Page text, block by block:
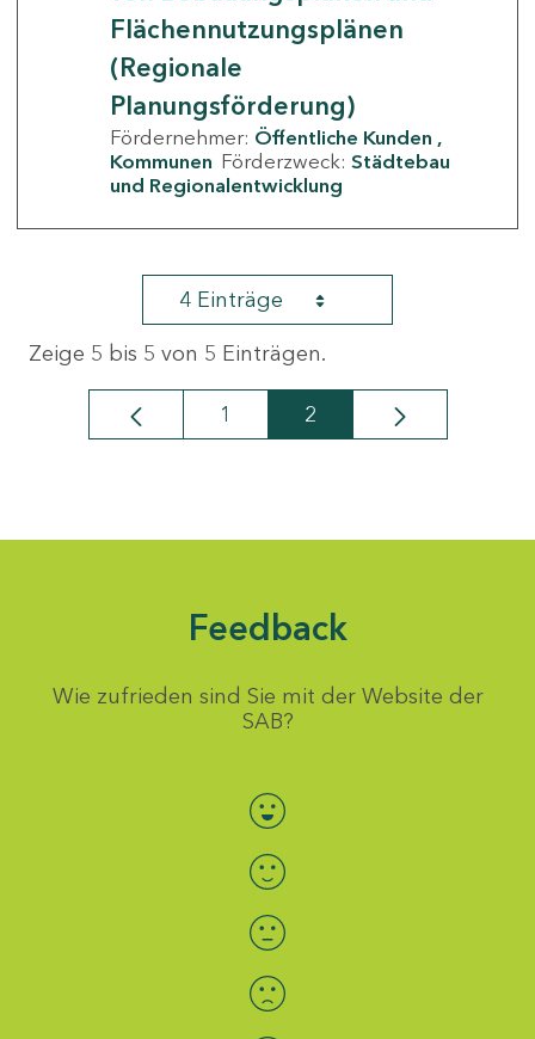
Flächennutzungsplänen
(Regionale
Planungsförderung)
Fördernehmer: Öffentliche Kunden
Kommunen Förderzweck: Städtebau
und Regionalentwicklung
4 Einträge
Zeige 5 bis 5 von 5 Einträgen.
Seite
1 Seite
2
Feedback
Wie zufrieden sind Sie mit der Website der
SAB?
Bewertung auswählen